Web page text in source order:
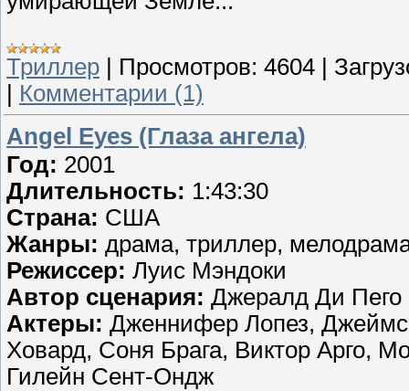
Триллер | Просмотров: 4604 |
| Комментарии (1)
Angel Eyes (Глаза ангела)
Год: 2001
Длительность: 1:43:30
Страна: США
Жанры: драма, триллер,
Режиссер: Луис Мэндоки
Автор сценария: Джералд Ди Пего
Актеры: Дженнифер Лопез,
Ховард, Соня Брага, Виктор Арго,
Гилейн Сент-Ондж